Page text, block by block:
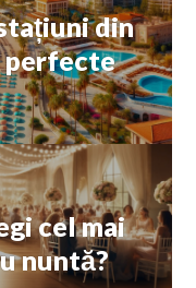
din
perfecte
cel mai
nuntă?